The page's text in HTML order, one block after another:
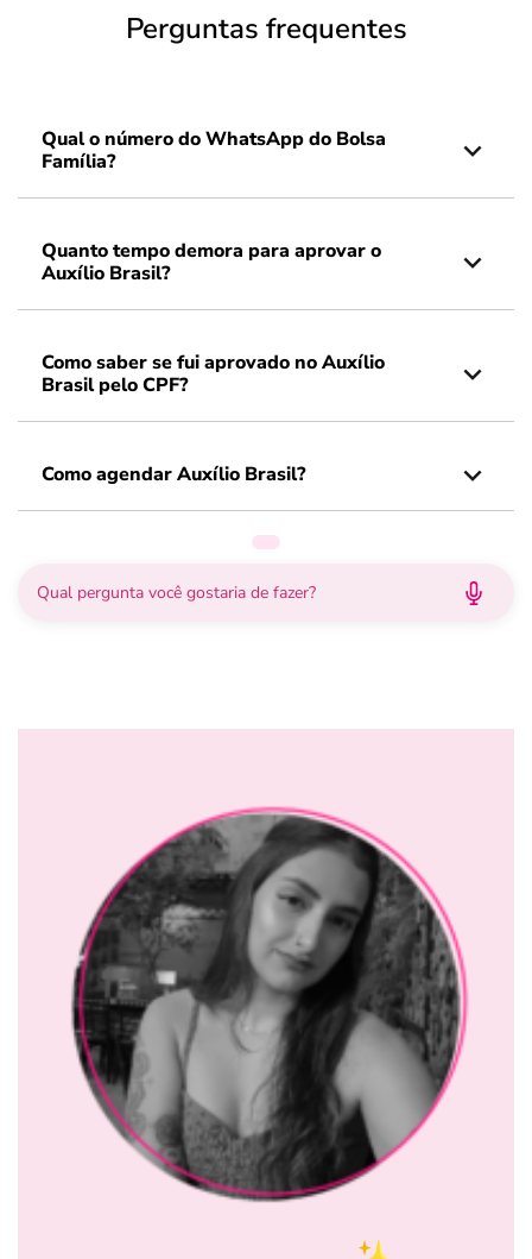
Perguntas frequentes
Qual o número do WhatsApp do Bolsa
Família?
Quanto tempo demora para aprovar o
Auxílio Brasil?
Como saber se fui aprovado no Auxílio
Brasil pelo CPF?
Como agendar Auxílio Brasil?